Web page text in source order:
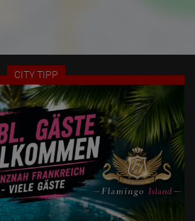
behavior is as follows:
or smartphone)
ons used
search engine, or referring website)
clicked?
Did he click on other pages of the
completely?
CITY TIPP